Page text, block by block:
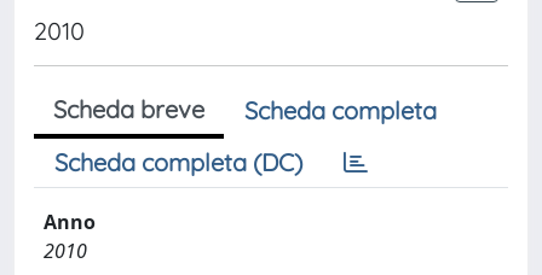
2010
Scheda breve
Scheda completa
Scheda completa (DC)
Anno
2010